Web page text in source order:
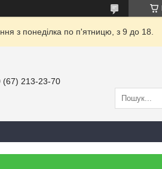
з понеділка по п'ятницю, з 9 до 18.
(67) 213-23-70